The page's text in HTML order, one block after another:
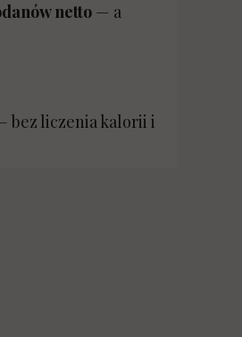
netto — a
bez liczenia kalorii i